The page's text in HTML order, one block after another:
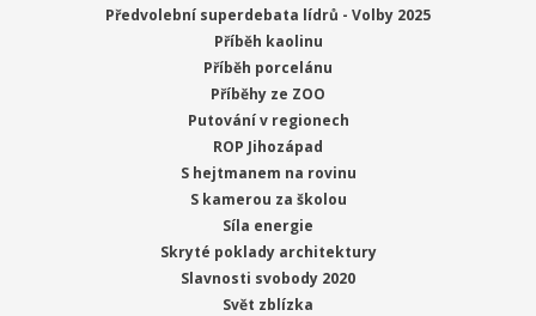
Předvolební superdebata lídrů - Volby 2025
Příběh kaolinu
Příběh porcelánu
Příběhy ze ZOO
Putování v regionech
ROP Jihozápad
S hejtmanem na rovinu
S kamerou za školou
Síla energie
Skryté poklady architektury
Slavnosti svobody 2020
Svět zblízka